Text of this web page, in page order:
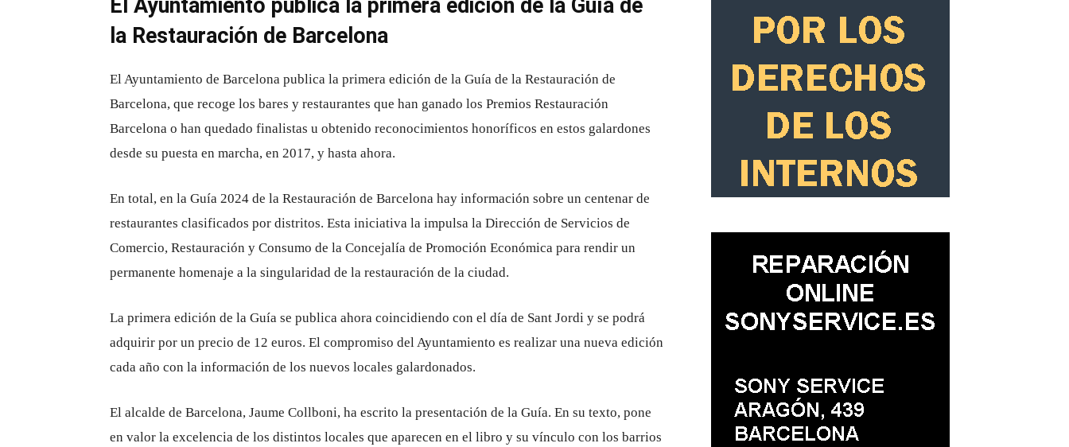
El Ayuntamiento publica la primera edición de la Guía de
la Restauración de Barcelona
El Ayuntamiento de Barcelona publica la primera edición de la Guía de la Restauración de
Barcelona, ​​que recoge los bares y restaurantes que han ganado los Premios Restauración
Barcelona o han quedado finalistas u obtenido reconocimientos honoríficos en estos galardones
desde su puesta en marcha, en 2017, y hasta ahora.
En total, en la Guía 2024 de la Restauración de Barcelona hay información sobre un centenar de
restaurantes clasificados por distritos. Esta iniciativa la impulsa la Dirección de Servicios de
Comercio, Restauración y Consumo de la Concejalía de Promoción Económica para rendir un
permanente homenaje a la singularidad de la restauración de la ciudad.
La primera edición de la Guía se publica ahora coincidiendo con el día de Sant Jordi y se podrá
adquirir por un precio de 12 euros. El compromiso del Ayuntamiento es realizar una nueva edición
cada año con la información de los nuevos locales galardonados.
El alcalde de Barcelona, ​​Jaume Collboni, ha escrito la presentación de la Guía. En su texto, pone
en valor la excelencia de los distintos locales que aparecen en el libro y su vínculo con los barrios